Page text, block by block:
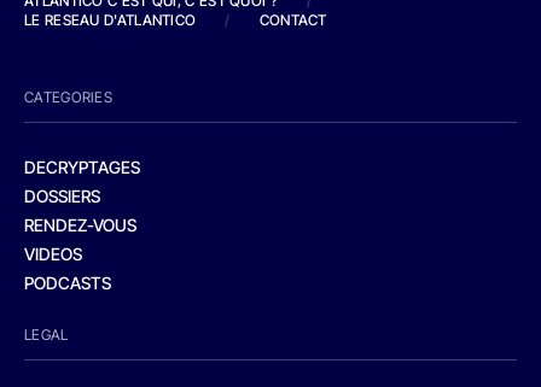
LE RESEAU D'ATLANTICO
/ CONTACT
CATEGORIES
DECRYPTAGES
DOSSIERS
RENDEZ-VOUS
VIDEOS
PODCASTS
LEGAL